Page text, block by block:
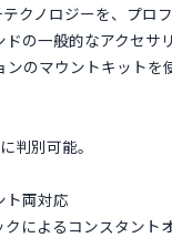
ノロジーを、プロ
の一般的なアクセサ
のマウントキットを
判別可能。
ト両対応
によるコンスタント